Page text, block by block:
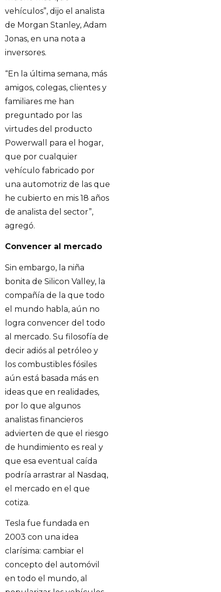
vehículos”, dijo el analista
de Morgan Stanley, Adam
Jonas, en una nota a
inversores.
“En la última semana, más
amigos, colegas, clientes y
familiares me han
preguntado por las
virtudes del producto
Powerwall para el hogar,
que por cualquier
vehículo fabricado por
una automotriz de las que
he cubierto en mis 18 años
de analista del sector”,
agregó.
Convencer al mercado
Sin embargo, la niña
bonita de Silicon Valley, la
compañía de la que todo
el mundo habla, aún no
logra convencer del todo
al mercado. Su filosofía de
decir adiós al petróleo y
los combustibles fósiles
aún está basada más en
ideas que en realidades,
por lo que algunos
analistas financieros
advierten de que el riesgo
de hundimiento es real y
que esa eventual caída
podría arrastrar al Nasdaq,
el mercado en el que
cotiza.
Tesla fue fundada en
2003 con una idea
clarísima: cambiar el
concepto del automóvil
en todo el mundo, al